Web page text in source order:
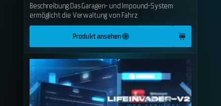
Beschreibung:Das Garagen- und Impound-System
ermöglicht die Verwaltung von Fahrz
Produkt ansehen